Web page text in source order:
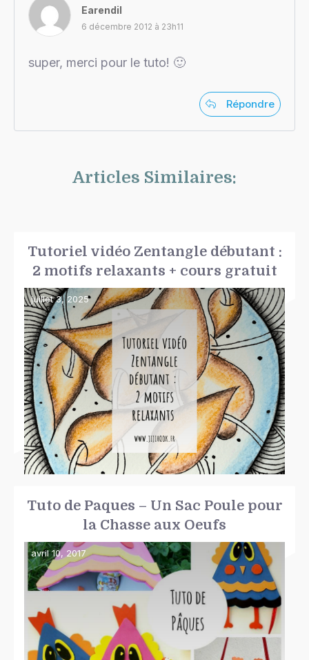
Earendil
6 décembre 2012 à 23h11
super, merci pour le tuto! 🙂
Répondre
Articles Similaires:
Tutoriel vidéo Zentangle débutant :
2 motifs relaxants + cours gratuit
juillet 3, 2025
Tuto de Paques – Un Sac Poule pour
la Chasse aux Oeufs
avril 10, 2017